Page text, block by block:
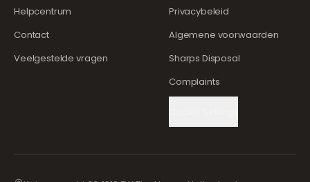
Helpcentrum
Contact
Veelgestelde vragen
Privacybeleid
Algemene voorwaarden
Sharps Disposal
Complaints